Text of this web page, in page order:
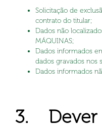
Solicitação de
contrato do titular;
Dados não
MÁQUINAS;
Dados informados
dados gravados nos
Dados informados
3. Dever